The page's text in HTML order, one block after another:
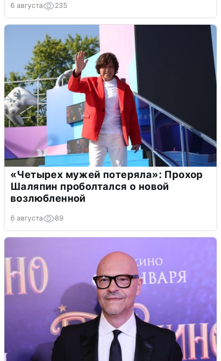
6 августа 235
«Четырех мужей потеряла»: Прохор
Шаляпин проболтался о новой
возлюбленной
6 августа 89